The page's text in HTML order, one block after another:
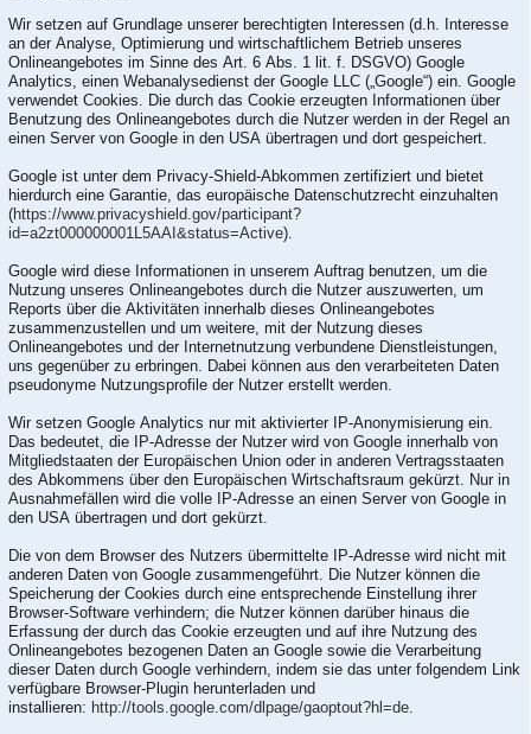
Wir setzen auf Grundlage unserer berechtigten Interessen (d.h. Interesse
an der Analyse, Optimierung und wirtschaftlichem Betrieb unseres
Onlineangebotes im Sinne des Art. 6 Abs. 1 lit. f. DSGVO) Google
Analytics, einen Webanalysedienst der Google LLC („Google“) ein. Google
verwendet Cookies. Die durch das Cookie erzeugten Informationen über
Benutzung des Onlineangebotes durch die Nutzer werden in der Regel an
einen Server von Google in den USA übertragen und dort gespeichert.
Google ist unter dem Privacy-Shield-Abkommen zertifiziert und bietet
hierdurch eine Garantie, das europäische Datenschutzrecht einzuhalten
(https://www.privacyshield.gov/participant?
id=a2zt000000001L5AAI&status=Active).
Google wird diese Informationen in unserem Auftrag benutzen, um die
Nutzung unseres Onlineangebotes durch die Nutzer auszuwerten, um
Reports über die Aktivitäten innerhalb dieses Onlineangebotes
zusammenzustellen und um weitere, mit der Nutzung dieses
Onlineangebotes und der Internetnutzung verbundene Dienstleistungen,
uns gegenüber zu erbringen. Dabei können aus den verarbeiteten Daten
pseudonyme Nutzungsprofile der Nutzer erstellt werden.
Wir setzen Google Analytics nur mit aktivierter IP-Anonymisierung ein.
Das bedeutet, die IP-Adresse der Nutzer wird von Google innerhalb von
Mitgliedstaaten der Europäischen Union oder in anderen Vertragsstaaten
des Abkommens über den Europäischen Wirtschaftsraum gekürzt. Nur in
Ausnahmefällen wird die volle IP-Adresse an einen Server von Google in
den USA übertragen und dort gekürzt.
Die von dem Browser des Nutzers übermittelte IP-Adresse wird nicht mit
anderen Daten von Google zusammengeführt. Die Nutzer können die
Speicherung der Cookies durch eine entsprechende Einstellung ihrer
Browser-Software verhindern; die Nutzer können darüber hinaus die
Erfassung der durch das Cookie erzeugten und auf ihre Nutzung des
Onlineangebotes bezogenen Daten an Google sowie die Verarbeitung
dieser Daten durch Google verhindern, indem sie das unter folgendem Link
verfügbare Browser-Plugin herunterladen und
installieren: http://tools.google.com/dlpage/gaoptout?hl=de